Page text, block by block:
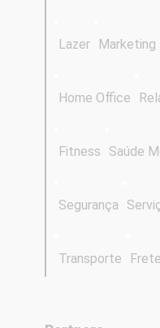
Lazer Marketing
Home Office
Fitness Saúde
Segurança
Transporte Frete